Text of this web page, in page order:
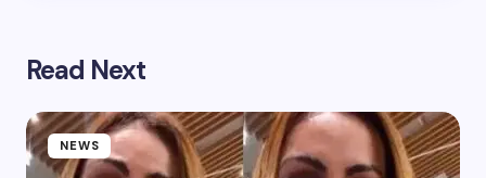
Read Next
NEWS